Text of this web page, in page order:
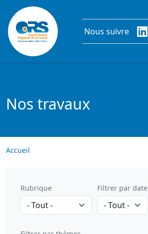
Aller au contenu principal
Nous suivre
Nos travaux
Accueil
Rubrique Filtrer par date